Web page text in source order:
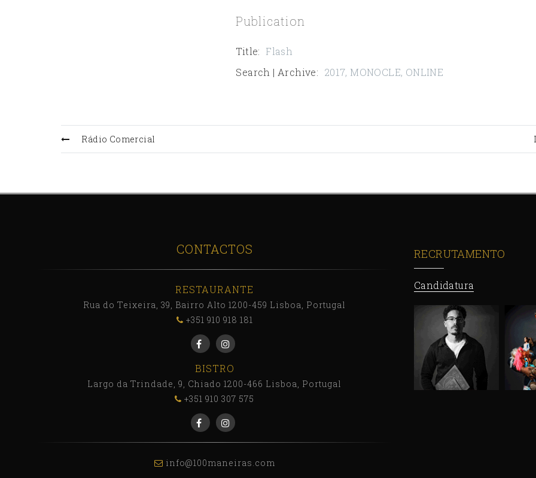
Publication
Title: Flash
Search | Archive: 2017, MONOCLE, ONLINE
Rádio Comercial
CONTACTOS
RESTAURANTE
Rua do Teixeira, 39, Bairro Alto 1200-459 Lisboa, Portugal
+351 910 918 181
BISTRO
Largo da Trindade, 9, Chiado 1200-466 Lisboa, Portugal
+351 910 307 575
info@100maneiras.com
RECRUTAMENTO
Candidatura